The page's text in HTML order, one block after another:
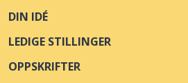
DIN IDÉ
LEDIGE STILLINGER
OPPSKRIFTER